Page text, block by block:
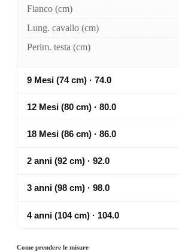
Fianco (cm)
Lung. cavallo (cm)
Perim. testa (cm)
9 Mesi (74 cm) · 74.0
12 Mesi (80 cm) · 80.0
18 Mesi (86 cm) · 86.0
2 anni (92 cm) · 92.0
3 anni (98 cm) · 98.0
4 anni (104 cm) · 104.0
Come prendere le misure